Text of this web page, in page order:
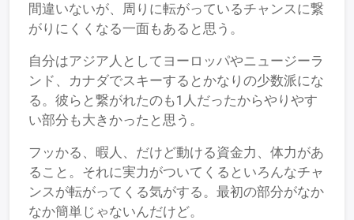
間違いないが、周りに転がっているチャンスに繋
がりにくくなる一面もあると思う。
自分はアジア人としてヨーロッパやニュージーラ
ンド、カナダでスキーするとかなりの少数派にな
る。彼らと繋がれたのも1人だったからやりやす
い部分も大きかったと思う。
フッかる、暇人、だけど動ける資金力、体力があ
ること。それに実力がついてくるといろんなチャ
ンスが転がってくる気がする。最初の部分がなか
なか簡単じゃないんだけど。